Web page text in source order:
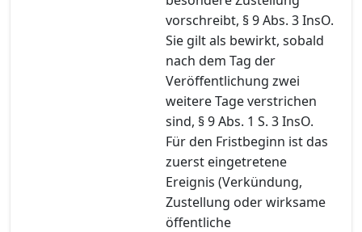
vorschreibt, § 9 Abs. 3 InsO.
Sie gilt als bewirkt, sobald
nach dem Tag der
Veröffentlichung zwei
weitere Tage verstrichen
sind, § 9 Abs. 1 S. 3 InsO.
Für den Fristbeginn ist das
zuerst eingetretene
Ereignis (Verkündung,
Zustellung oder wirksame
öffentliche